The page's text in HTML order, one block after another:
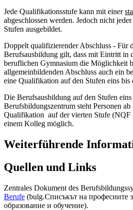
Jede Qualifikationsstufe kann mit einer
abgeschlossen werden. Jedoch nicht
Stufen ausgebildet.
Doppelt qualifizierender Abschluss - Für
Berufsausbildung gilt, dass mit Eintritt in
beruflichen Gymnasium die Möglichkeit
allgemeinbildenden Abschluss auch ein
eine Qualifikation auf den Stufen eins bis
Die Berufsausbildung auf den Stufen
Berufsbildungszentrum steht Personen
Qualifikation auf der vierten Stufe (NQF
einem Kolleg möglich.
Weiterführende
Quellen und Links
Zentrales Dokument des
Berufe (bulg.Списъкът на професиите
образование и обучение).